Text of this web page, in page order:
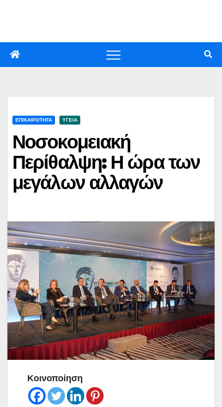
ΕΠΙΚΑΙΡΟΤΗΤΑ ΥΓΕΙΑ
Νοσοκομειακή
Περίθαλψη: Η ώρα των
μεγάλων αλλαγών
Κοινοποίηση